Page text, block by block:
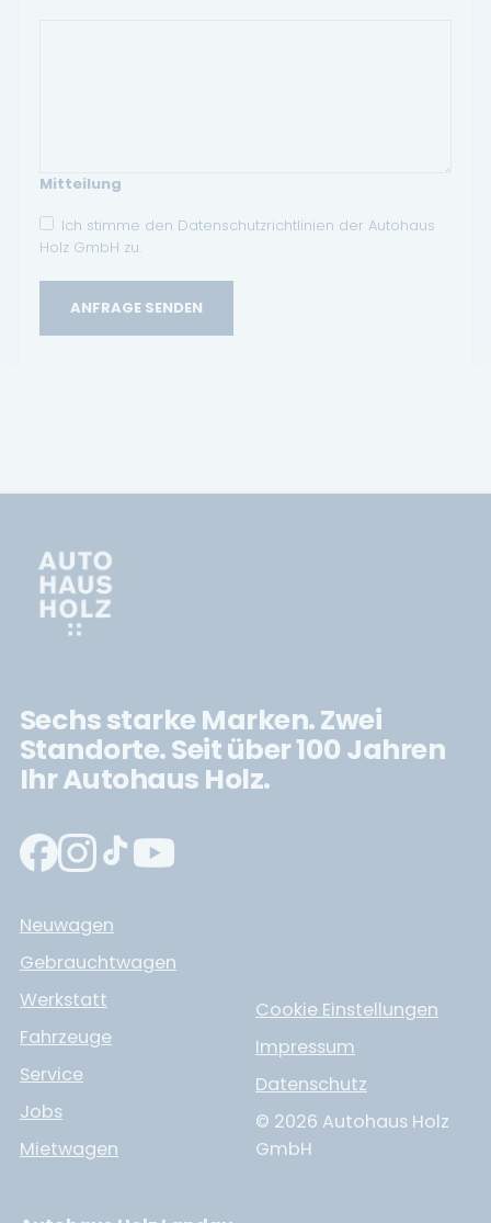
Mitteilung
Ich stimme den Datenschutzrichtlinien der Autohaus
Holz GmbH zu.
ANFRAGE SENDEN
Sechs starke Marken. Zwei
Standorte. Seit über 100 Jahren
Ihr Autohaus Holz.
Neuwagen
Gebrauchtwagen
Werkstatt
Fahrzeuge
Service
Jobs
Mietwagen
Cookie Einstellungen
Impressum
Datenschutz
© 2026 Autohaus Holz
GmbH